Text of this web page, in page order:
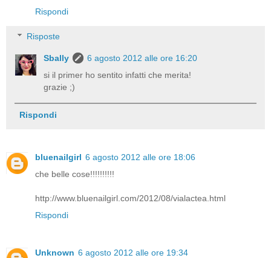
Rispondi
Risposte
Sbally
6 agosto 2012 alle ore 16:20
si il primer ho sentito infatti che merita!
grazie ;)
Rispondi
bluenailgirl 6 agosto 2012 alle ore 18:06
che belle cose!!!!!!!!!!
http://www.bluenailgirl.com/2012/08/vialactea.html
Rispondi
Unknown 6 agosto 2012 alle ore 19:34